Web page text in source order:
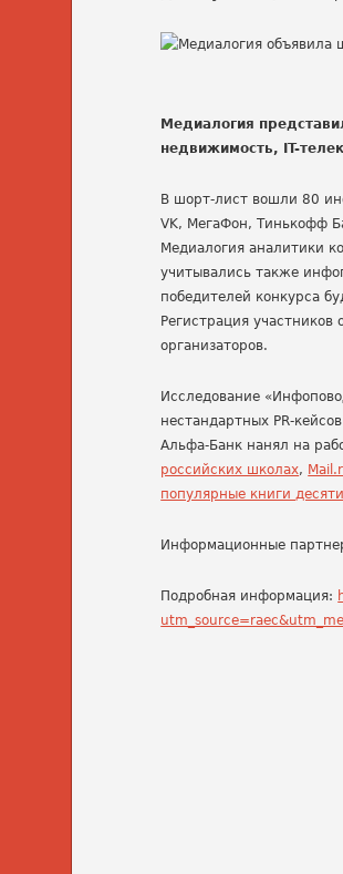
Медиалогия
недвижимость, IT-
В шорт-лист вошли 80
VK, МегаФон, Тинькофф
Медиалогия аналитики
учитывались также
победителей конкурса
Регистрация
организаторов.
Исследование
нестандартных PR-
Альфа-Банк нанял на
российских школах,
популярные книги
Информационные
Подробная информация: